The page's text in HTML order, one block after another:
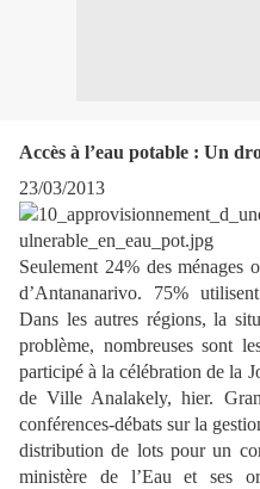
Accès à l’eau potable : Un
23/03/2013
Seulement 24% des ménages
d’Antananarivo. 75%
Dans les autres régions, la
problème, nombreuses sont
participé à la célébration de la
de Ville Analakely, hier.
conférences-débats sur la
distribution de lots pour un
ministère de l’Eau et ses